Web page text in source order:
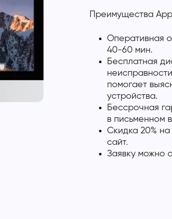
Преимущества
Оперативная
40-60 мин.
Бесплатная
помогает
устройства.
Бессрочная
в письменном
Скидка 20%
сайт.
Заявку можно